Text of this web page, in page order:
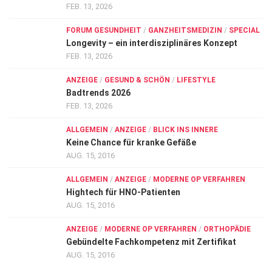
FEB. 13, 2026
FORUM GESUNDHEIT / GANZHEITSMEDIZIN / SPECIAL
Longevity – ein interdisziplinäres Konzept
FEB. 13, 2026
ANZEIGE / GESUND & SCHÖN / LIFESTYLE
Badtrends 2026
FEB. 13, 2026
ALLGEMEIN / ANZEIGE / BLICK INS INNERE
Keine Chance für kranke Gefäße
AUG. 15, 2016
ALLGEMEIN / ANZEIGE / MODERNE OP VERFAHREN
Hightech für HNO-Patienten
AUG. 15, 2016
ANZEIGE / MODERNE OP VERFAHREN / ORTHOPÄDIE
Gebündelte Fachkompetenz mit Zertifikat
AUG. 15, 2016